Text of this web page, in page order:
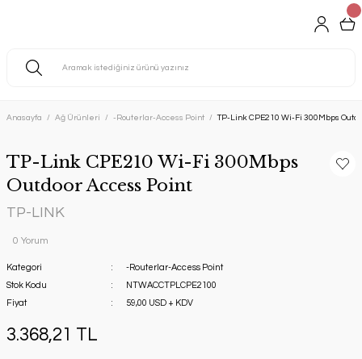
Anasayfa Ağ Ürünleri -Routerlar-Access Point TP-Link CPE210 Wi-Fi 300Mbps
TP-Link CPE210 Wi-Fi 300Mbps
Outdoor Access Point
TP-LINK
0 Yorum
Kategori
-Routerlar-Access Point
Stok Kodu
NTWACCTPLCPE2100
Fiyat
59,00 USD + KDV
3.368,21 TL